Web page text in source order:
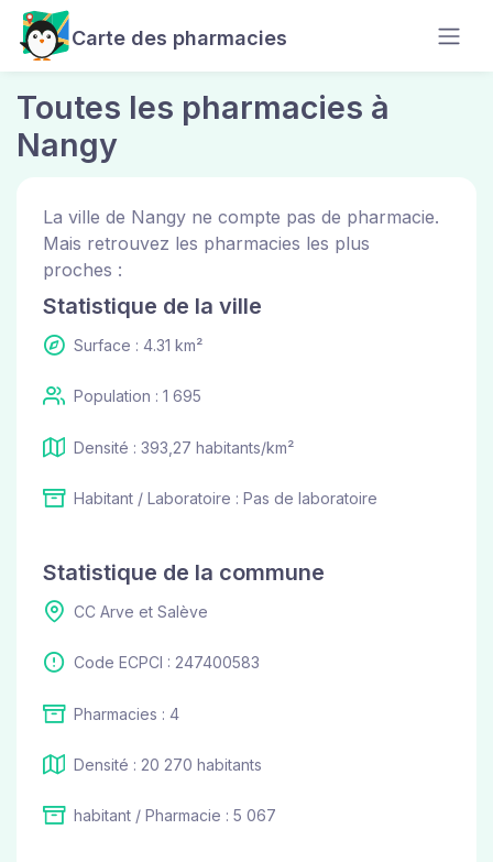
Carte des pharmacies
Toutes les pharmacies à
Nangy
La ville de Nangy ne compte pas de pharmacie.
Mais retrouvez les pharmacies les plus
proches :
Statistique de la ville
Surface : 4.31 km²
Population : 1 695
Densité : 393,27 habitants/km²
Habitant / Laboratoire : Pas de laboratoire
Statistique de la commune
CC Arve et Salève
Code ECPCI : 247400583
Pharmacies : 4
Densité : 20 270 habitants
habitant / Pharmacie : 5 067